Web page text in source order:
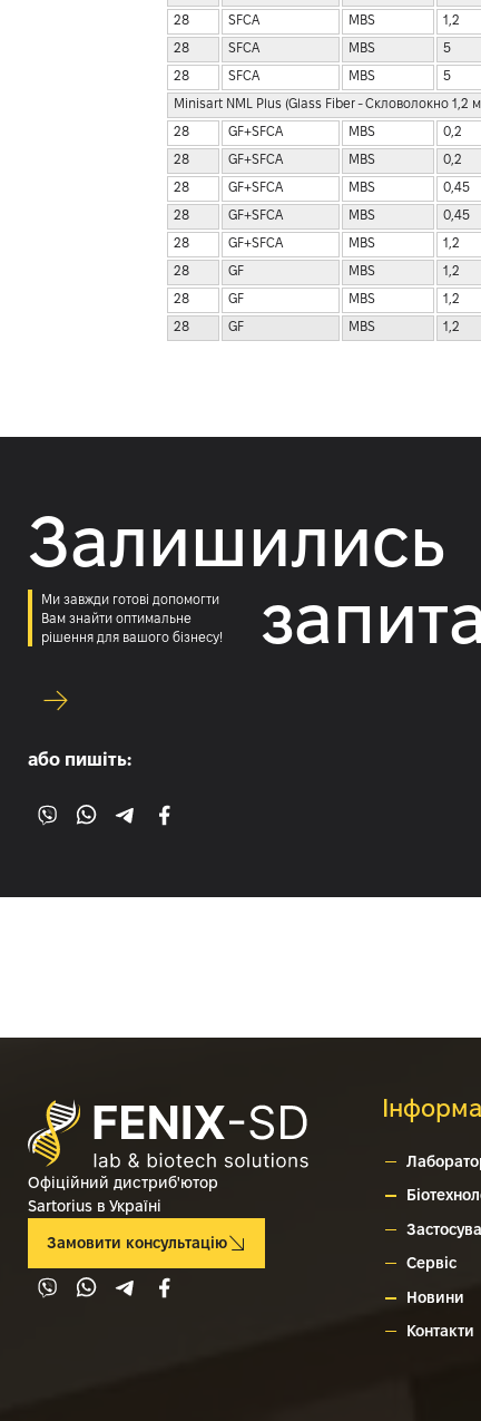
28
SFCA MBS 1,2
28
SFCA MBS 5
28
SFCA MBS 5
Minisart NML Plus (Glass Fiber - Скловолокно 1,2
28
GF+SFCA MBS 0,2
28
GF+SFCA MBS 0,2
28
GF+SFCA MBS 0,45
28
GF+SFCA MBS 0,45
28
GF+SFCA MBS 1,2
28
GF MBS 1,2
28
GF MBS 1,2
28
GF MBS 1,2
Залишились
Ми завжди готові допомогти
Вам знайти оптимальне
рішення для вашого бізнесу!
або пишіть:
Офіційний дистриб'ютор
Sartorius в Україні
Замовити консультацію
Сервіс
Новини
Контакти